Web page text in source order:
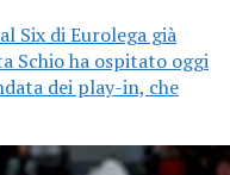
Six di Eurolega già
Schio ha ospitato oggi
dei play-in, che